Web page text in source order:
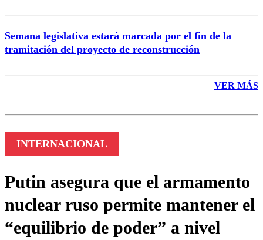
Semana legislativa estará marcada por el fin de la
tramitación del proyecto de reconstrucción
VER MÁS
INTERNACIONAL
Putin asegura que el armamento
nuclear ruso permite mantener el
“equilibrio de poder” a nivel